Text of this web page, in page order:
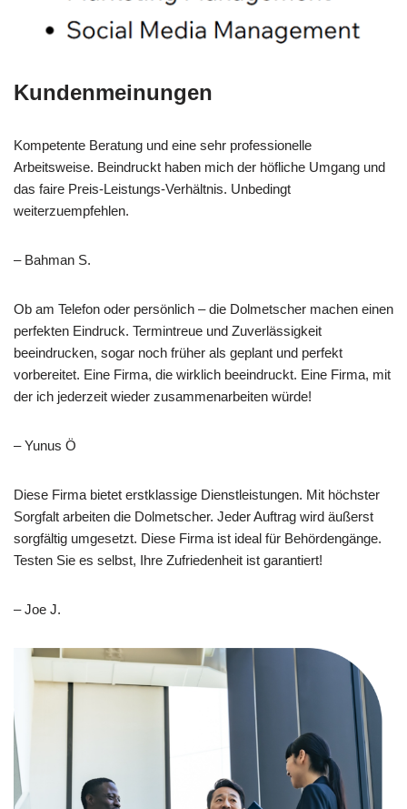
Kundenmeinungen
Kompetente Beratung und eine sehr professionelle
Arbeitsweise. Beindruckt haben mich der höfliche Umgang und
das faire Preis-Leistungs-Verhältnis. Unbedingt
weiterzuempfehlen.
– Bahman S.
Ob am Telefon oder persönlich – die Dolmetscher machen einen
perfekten Eindruck. Termintreue und Zuverlässigkeit
beeindrucken, sogar noch früher als geplant und perfekt
vorbereitet. Eine Firma, die wirklich beeindruckt. Eine Firma, mit
der ich jederzeit wieder zusammenarbeiten würde!
– Yunus Ö
Diese Firma bietet erstklassige Dienstleistungen. Mit höchster
Sorgfalt arbeiten die Dolmetscher. Jeder Auftrag wird äußerst
sorgfältig umgesetzt. Diese Firma ist ideal für Behördengänge.
Testen Sie es selbst, Ihre Zufriedenheit ist garantiert!
– Joe J.